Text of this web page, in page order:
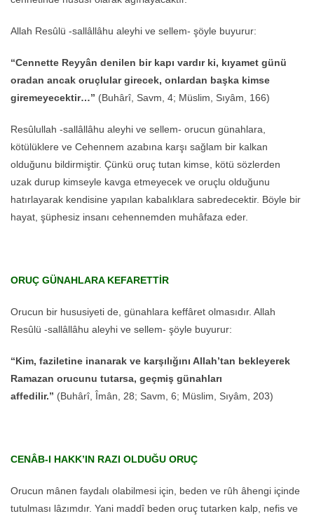
Allah Resûlü -sallâllâhu aleyhi ve sellem- şöyle buyurur:
“Cennette Reyyân denilen bir kapı vardır ki, kıyamet günü
oradan ancak oruçlular girecek, onlardan başka kimse
giremeyecektir…” (Buhârî, Savm, 4; Müslim, Sıyâm, 166)
Resûlullah -sallâllâhu aleyhi ve sellem- orucun günahlara,
kötülüklere ve Cehennem azabına karşı sağlam bir kalkan
olduğunu bildirmiştir. Çünkü oruç tutan kimse, kötü sözlerden
uzak durup kimseyle kavga etmeyecek ve oruçlu olduğunu
hatırlayarak kendisine yapılan kabalıklara sabredecektir. Böyle bir
hayat, şüphesiz insanı cehennemden muhâfaza eder.
ORUÇ GÜNAHLARA KEFARETTİR
Orucun bir hususiyeti de, günahlara keffâret olmasıdır. Allah
Resûlü -sallâllâhu aleyhi ve sellem- şöyle buyurur:
“Kim, faziletine inanarak ve karşılığını Allah’tan bekleyerek
Ramazan orucunu tutarsa, geçmiş günahları
affedilir.” (Buhârî, Îmân, 28; Savm, 6; Müslim, Sıyâm, 203)
CENÂB-I HAKK’IN RAZI OLDUĞU ORUÇ
Orucun mânen faydalı olabilmesi için, beden ve rûh âhengi içinde
tutulması lâzımdır. Yani maddî beden oruç tutarken kalp, nefis ve